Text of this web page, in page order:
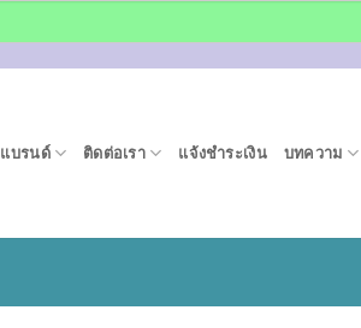
แบรนด์ ติดต่อเรา แจ้งชำระเงิน บทความ